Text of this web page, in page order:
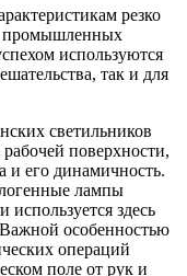
резко
промышленных
используются
так и для
светильников
поверхности,
и его динамичность.
лампы
используется здесь
особенностью
операций
поле от рук и